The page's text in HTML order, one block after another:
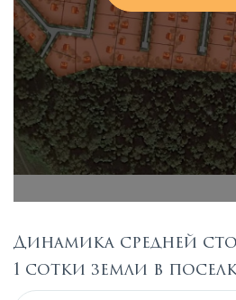
Динамика средней
1 сотки земли в